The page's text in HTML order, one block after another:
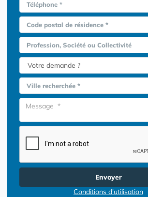
Téléphone *
Code postal de résidence *
Profession, Société ou Collectivité
Ville recherchée *
Envoyer
Conditions d'utilisation